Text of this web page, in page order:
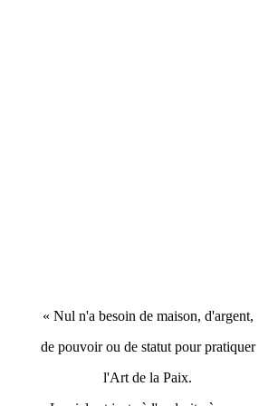
« Nul n'a besoin de maison, d'argent,
de pouvoir ou de statut pour pratiquer
l'Art de la Paix.